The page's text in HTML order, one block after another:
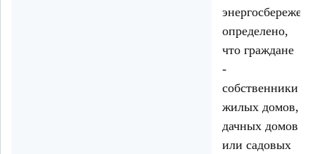
определено,
что граждане
-
собственники
жилых домов,
дачных домов
или садовых